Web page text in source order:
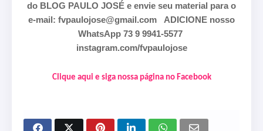
do BLOG PAULO JOSÉ e envie seu material para o
e-mail: fvpaulojose@gmail.com ADICIONE nosso
WhatsApp 73 9 9941-5577
instagram.com/fvpaulojose
Clique aqui e siga nossa página no Facebook